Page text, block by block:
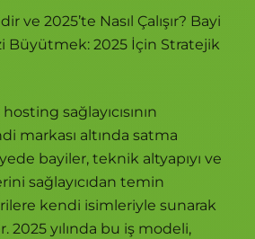
ve 2025’te Nasıl Çalışır? Bayi
Büyütmek: 2025 İçin Stratejik
sağlayıcısının
markası altında satma
bayiler, teknik altyapıyı ve
sağlayıcıdan temin
kendi isimleriyle sunarak
2025 yılında bu iş modeli,